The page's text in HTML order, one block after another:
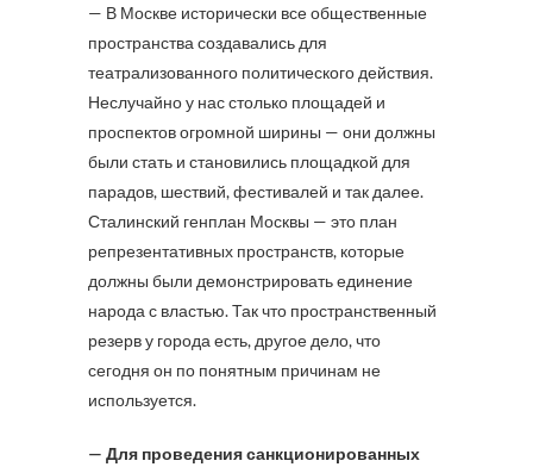
— В Москве исторически все общественные
пространства создавались для
театрализованного политического действия.
Неслучайно у нас столько площадей и
проспектов огромной ширины — они должны
были стать и становились площадкой для
парадов, шествий, фестивалей и так далее.
Сталинский генплан Москвы — это план
репрезентативных пространств, которые
должны были демонстрировать единение
народа с властью. Так что пространственный
резерв у города есть, другое дело, что
сегодня он по понятным причинам не
используется.
— Для проведения санкционированных